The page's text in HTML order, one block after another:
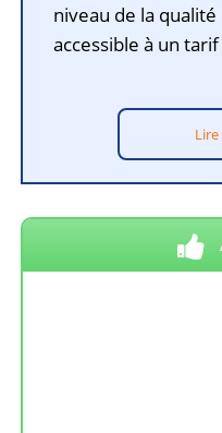
niveau de la
accessible à un